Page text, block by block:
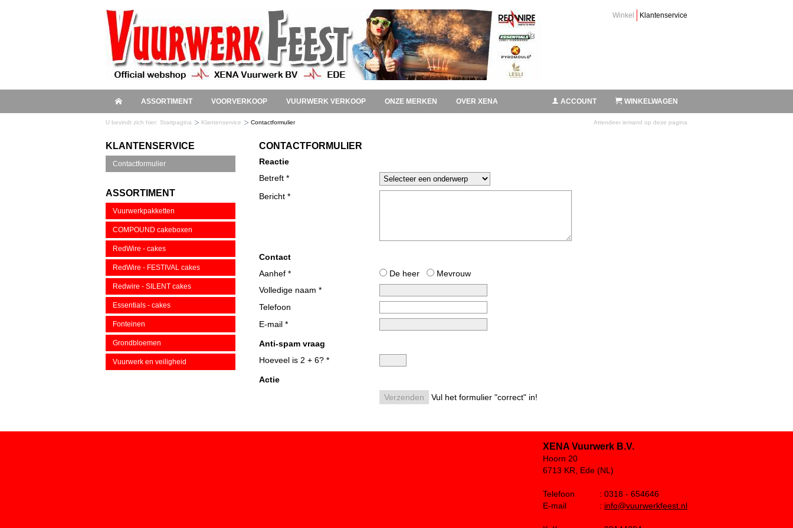
Winkel Klantenservice
ASSORTIMENT VOORVERKOOP VUURWERK VERKOOP ONZE MERKEN OVER XENA WINKELWAGEN
ACCOUNT
U bevindt zich hier: Startpagina Klantenservice Contactformulier Attendeer iemand op deze pagina
KLANTENSERVICE
Contactformulier
ASSORTIMENT
Vuurwerkpakketten
COMPOUND cakeboxen
RedWire - cakes
RedWire - FESTIVAL cakes
Redwire - SILENT cakes
Essentials - cakes
Fonteinen
Grondbloemen
Vuurwerk en veiligheid
CONTACTFORMULIER
Reactie
Betreft *
Bericht *
Contact
Aanhef *
De heer
Mevrouw
Volledige naam *
Telefoon
E-mail *
Anti-spam vraag
Hoeveel is 2 + 6? *
Actie
Vul het formulier "correct" in!
XENA Vuurwerk B.V.
Hoorn 20
6713 KR, Ede (NL)
Telefoon
: 0318 - 654646
E-mail
: info@vuurwerkfeest.nl